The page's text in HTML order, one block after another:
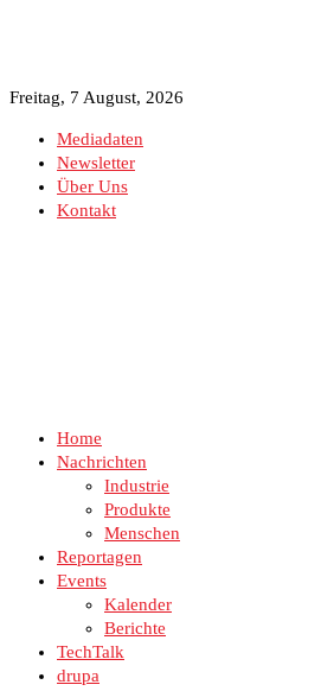
Freitag, 7 August, 2026
Mediadaten
Newsletter
Über Uns
Kontakt
Home
Nachrichten
Industrie
Produkte
Menschen
Reportagen
Events
Kalender
Berichte
TechTalk
drupa